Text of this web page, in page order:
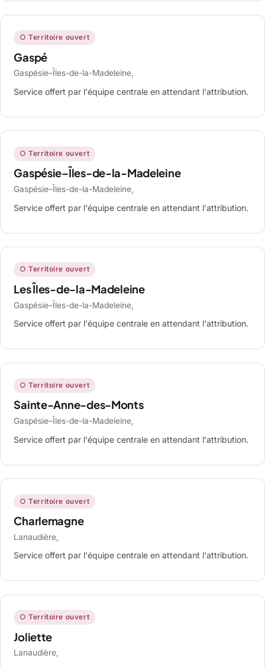
○ Territoire ouvert
Gaspé
Gaspésie–Îles-de-la-Madeleine,
Service offert par l'équipe centrale en attendant l'attribution.
○ Territoire ouvert
Gaspésie–Îles-de-la-Madeleine
Gaspésie–Îles-de-la-Madeleine,
Service offert par l'équipe centrale en attendant l'attribution.
○ Territoire ouvert
Les Îles-de-la-Madeleine
Gaspésie–Îles-de-la-Madeleine,
Service offert par l'équipe centrale en attendant l'attribution.
○ Territoire ouvert
Sainte-Anne-des-Monts
Gaspésie–Îles-de-la-Madeleine,
Service offert par l'équipe centrale en attendant l'attribution.
○ Territoire ouvert
Charlemagne
Lanaudière,
Service offert par l'équipe centrale en attendant l'attribution.
○ Territoire ouvert
Joliette
Lanaudière,